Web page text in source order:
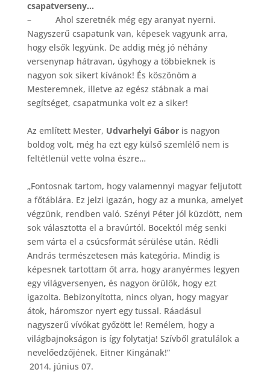
csapatverseny…
– Ahol szeretnék még egy aranyat nyerni.
Nagyszerű csapatunk van, képesek vagyunk arra,
hogy elsők legyünk. De addig még jó néhány
versenynap hátravan, úgyhogy a többieknek is
nagyon sok sikert kívánok! És köszönöm a
Mesteremnek, illetve az egész stábnak a mai
segítséget, csapatmunka volt ez a siker!
Az említett Mester, Udvarhelyi Gáboris nagyon
boldog volt, még ha ezt egy külső szemlélő nem is
feltétlenül vette volna észre…
„Fontosnak tartom, hogy valamennyi magyar feljutott
a főtáblára. Ez jelzi igazán, hogy az a munka, amelyet
végzünk, rendben való. Szényi Péter jól küzdött, nem
sok választotta el a bravúrtól. Bocektól még senki
sem várta el a csúcsformát sérülése után. Rédli
András természetesen más kategória. Mindig is
képesnek tartottam őt arra, hogy aranyérmes legyen
egy világversenyen, és nagyon örülök, hogy ezt
igazolta. Bebizonyította, nincs olyan, hogy magyar
átok, háromszor nyert egy tussal. Ráadásul
nagyszerű vívókat győzött le! Remélem, hogy a
világbajnokságon is így folytatja! Szívből gratulálok a
nevelőedzőjének, Eitner Kingának!”
2014. június 07.